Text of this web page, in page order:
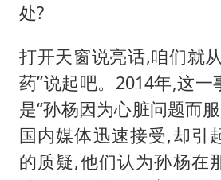
处?
打开天窗说亮话,咱们就
药”说起吧。2014年,这一
是“孙杨因为心脏问题而
国内媒体迅速接受,却引
的质疑,他们认为孙杨在